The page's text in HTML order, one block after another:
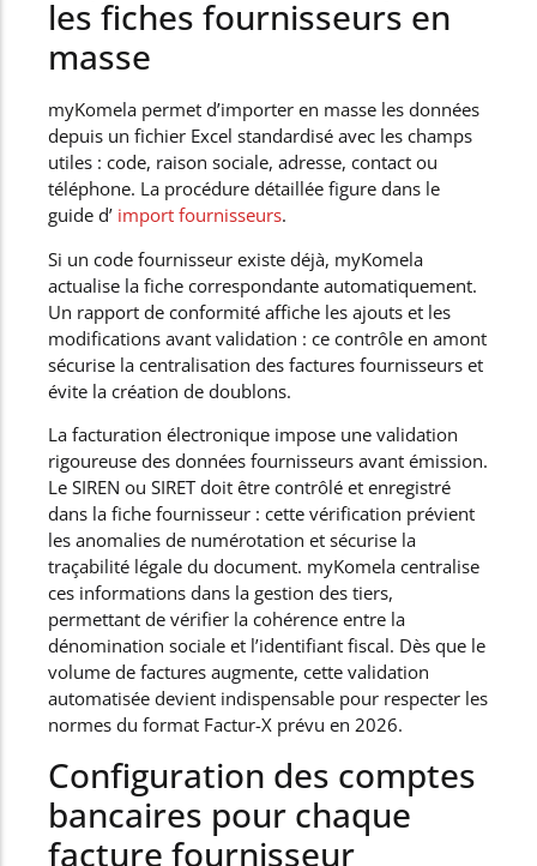
les fiches fournisseurs en
masse
myKomela permet d’importer en masse les données
depuis un fichier Excel standardisé avec les champs
utiles : code, raison sociale, adresse, contact ou
téléphone. La procédure détaillée figure dans le
guide d’ import fournisseurs.
Si un code fournisseur existe déjà, myKomela
actualise la fiche correspondante automatiquement.
Un rapport de conformité affiche les ajouts et les
modifications avant validation : ce contrôle en amont
sécurise la centralisation des factures fournisseurs et
évite la création de doublons.
La facturation électronique impose une validation
rigoureuse des données fournisseurs avant émission.
Le SIREN ou SIRET doit être contrôlé et enregistré
dans la fiche fournisseur : cette vérification prévient
les anomalies de numérotation et sécurise la
traçabilité légale du document. myKomela centralise
ces informations dans la gestion des tiers,
permettant de vérifier la cohérence entre la
dénomination sociale et l’identifiant fiscal. Dès que le
volume de factures augmente, cette validation
automatisée devient indispensable pour respecter les
normes du format Factur-X prévu en 2026.
Configuration des comptes
bancaires pour chaque
facture fournisseur